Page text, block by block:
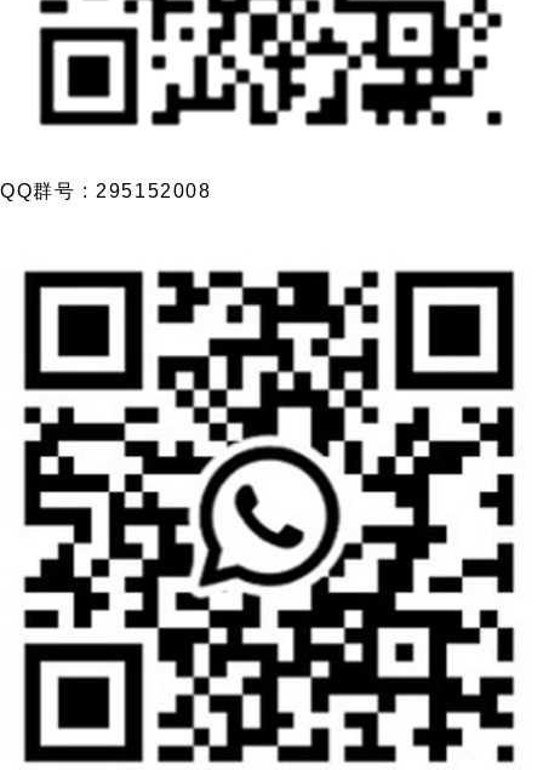
QQ群号 : 295152008